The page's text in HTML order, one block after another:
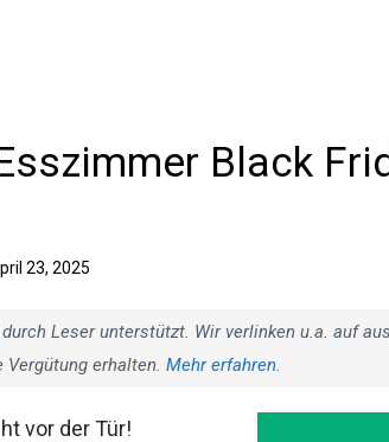
Black
23, 2025
Leser unterstützt. Wir verlinken u.a. auf
Vergütung erhalten. Mehr erfahren.
vor der Tür!